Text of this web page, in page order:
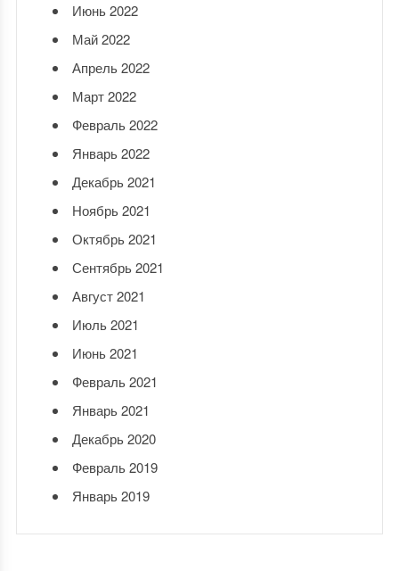
Июнь 2022
Май 2022
Апрель 2022
Март 2022
Февраль 2022
Январь 2022
Декабрь 2021
Ноябрь 2021
Октябрь 2021
Сентябрь 2021
Август 2021
Июль 2021
Июнь 2021
Февраль 2021
Январь 2021
Декабрь 2020
Февраль 2019
Январь 2019